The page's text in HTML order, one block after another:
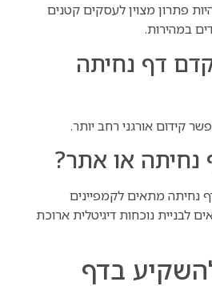
פתרון מצוין לעסקים קטנים
במהירות.
דף נחיתה
קידום אורגני רחב יותר.
נחיתה או אתר?
נחיתה מתאים לקמפיינים
לבניית נוכחות דיגיטלית ארוכת
בדף